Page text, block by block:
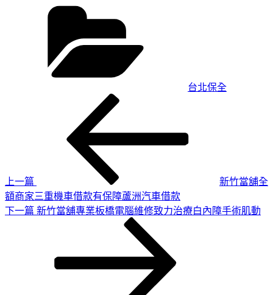
台北保全
上一篇
新竹當舖全
額商家三重機車借款有保障蘆洲汽車借款
下
下一篇 新竹當舖專業板橋電腦維修致力治療白內障手術肌動